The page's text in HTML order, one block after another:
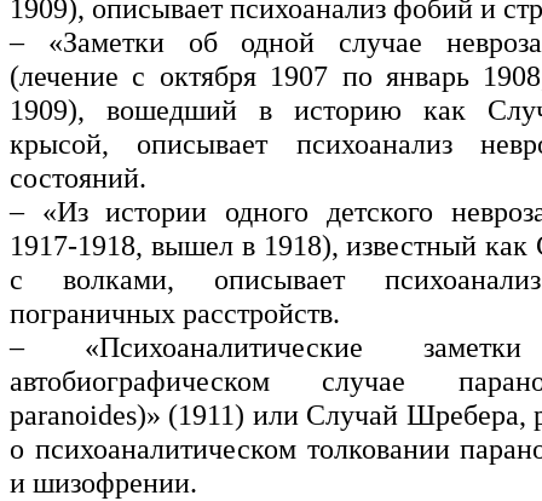
1909), описывает психоанализ фобий и
– «Заметки об одной случае невроза
(лечение с октября 1907 по январь
1909), вошедший в историю как
крысой, описывает психоанализ
состояний.
– «Из истории одного детского
1917-1918, вышел в 1918), известный как
с волками, описывает
пограничных расстройств.
– «Психоаналитические
автобиографическом случае
paranoides)» (1911) или Случай Шребера,
о психоаналитическом толковании
и шизофрении.